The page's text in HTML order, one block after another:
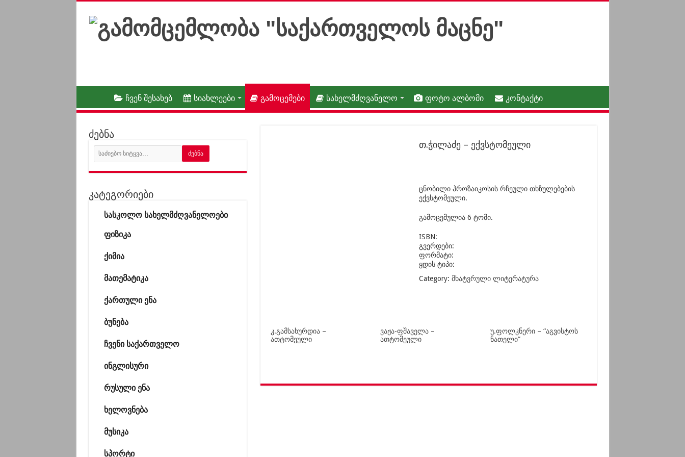
ჩვენ შესახებ სიახლეები გამოცემები სახელმძღვანელო ფოტო ალბომი კონტაქტი
თ.ჭილაძე – ექვსტომეული
ცნობილი პროზაიკოსის რჩეული თხზულებების
ექვსტომეული.
გამოცემულია 6 ტომი.
ISBN:
გვერდები:
ფორმატი:
ყდის ტიპი:
Category:მხატვრული ლიტერატურა
კ.გამსახურდია –
ათტომეული
ვაჟა-ფშაველა –
ათტომეული
უ.ფოლკნერი – “აგვისტოს
ნათელი”
ძებნა
კატეგორიები
სასკოლო სახელმძღვანელოები
ფიზიკა
ქიმია
მათემატიკა
ქართული ენა
ბუნება
ჩვენი საქართველო
ინგლისური
რუსული ენა
ხელოვნება
მუსიკა
სპორტი